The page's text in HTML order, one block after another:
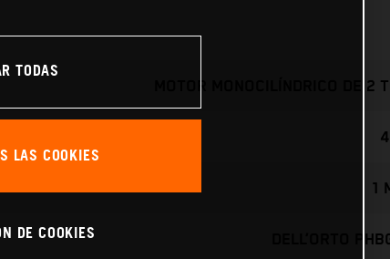
MOTOR MONOCILÍNDRICO DE 2
1
DELL’ORTO
TODAS
LAS COOKIES
DE COOKIES